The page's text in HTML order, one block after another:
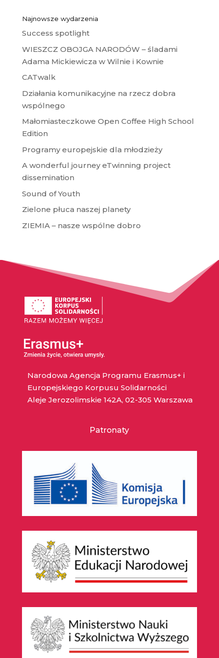
Najnowsze wydarzenia
Success spotlight
WIESZCZ OBOJGA NARODÓW – śladami
Adama Mickiewicza w Wilnie i Kownie
CATwalk
Działania komunikacyjne na rzecz dobra
wspólnego
Małomiasteczkowe Open Coffee High School
Edition
Programy europejskie dla młodzieży
A wonderful journey eTwinning project
dissemination
Sound of Youth
Zielone płuca naszej planety
ZIEMIA – nasze wspólne dobro
Narodowa Agencja Programu Erasmus+ i
Europejskiego Korpusu Solidarności
Aleje Jerozolimskie 142A, 02-305 Warszawa
Patronaty